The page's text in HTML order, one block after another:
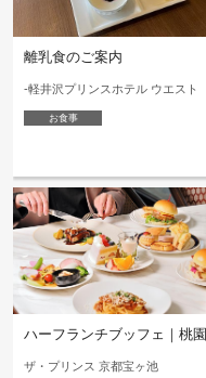
離乳食のご案内
-軽井沢プリンスホテル ウエスト
お食事
ハーフランチブッフェ｜桃園
ザ・プリンス 京都宝ヶ池